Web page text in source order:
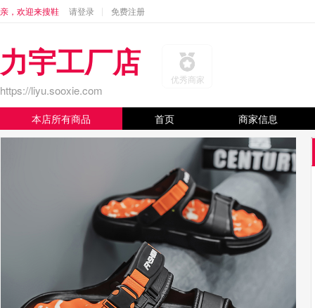
亲，欢迎来搜鞋 请登录 免费注册
力宇工厂店
https://liyu.sooxie.com
优秀商家
本店所有商品 首页 商家信息